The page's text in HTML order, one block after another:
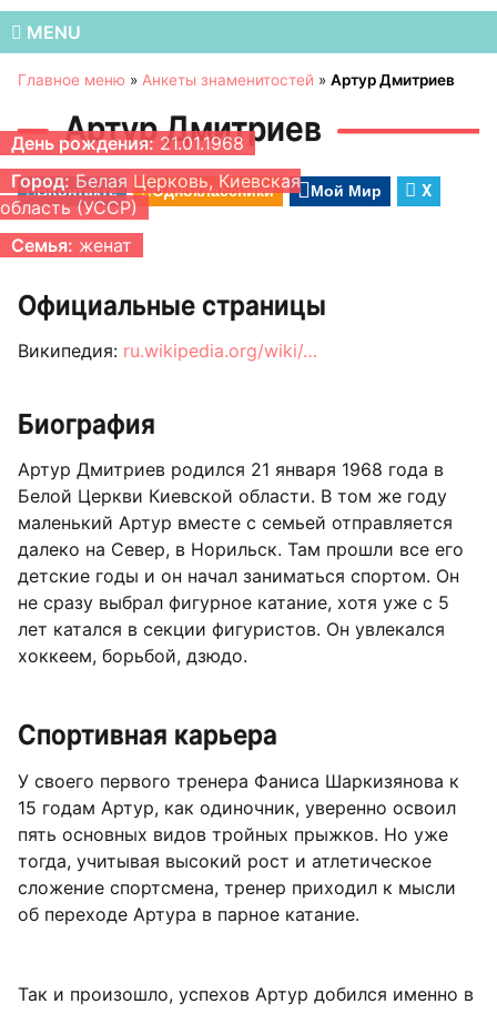
MENU
Главное меню » Анкеты знаменитостей » Артур Дмитриев
Артур Дмитриев
ВКонтакте Одноклассники Мой Мир X
День рождения:21.01.1968
Город: Белая Церковь, Киевская
область (УССР)
Семья: женат
Официальные страницы
Википедия: ru.wikipedia.org/wiki/…
Биография
Артур Дмитриев родился 21 января 1968 года в
Белой Церкви Киевской области. В том же году
маленький Артур вместе с семьей отправляется
далеко на Север, в Норильск. Там прошли все его
детские годы и он начал заниматься спортом. Он
не сразу выбрал фигурное катание, хотя уже с 5
лет катался в секции фигуристов. Он увлекался
хоккеем, борьбой, дзюдо.
Спортивная карьера
У своего первого тренера Фаниса Шаркизянова к
15 годам Артур, как одиночник, уверенно освоил
пять основных видов тройных прыжков. Но уже
тогда, учитывая высокий рост и атлетическое
сложение спортсмена, тренер приходил к мысли
об переходе Артура в парное катание.
Так и произошло, успехов Артур добился именно в